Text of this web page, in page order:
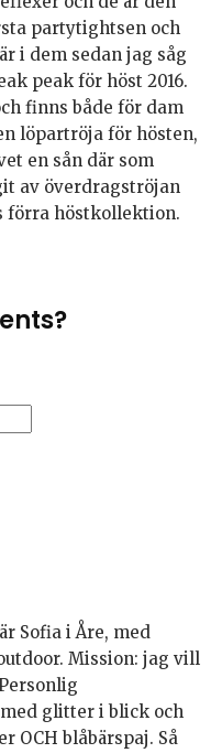
partytightsen och
i dem sedan jag såg
peak för höst 2016.
finns både för dam
löpartröja för hösten,
en sån där som
av överdragströjan
förra höstkollektion.
Sofia i Åre, med
Mission: jag vill
glitter i blick och
OCH blåbärspaj. Så